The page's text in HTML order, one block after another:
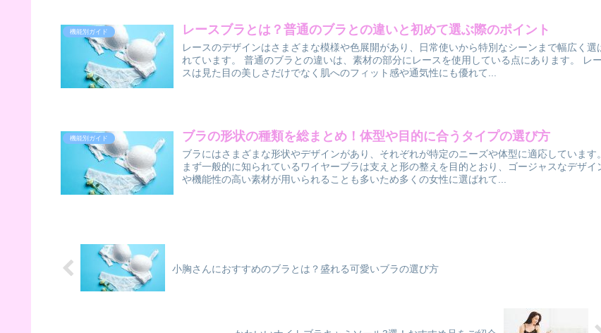
機能別ガイド レースブラとは？普通のブラとの違いと初めて選ぶ際のポイント
レースのデザインはさまざまな模様や色展開があり、日常使いから特別なシーンまで幅広く選
れています。 普通のブラとの違いは、素材の部分にレースを使用している点にあります。 レー
スは見た目の美しさだけでなく肌へのフィット感や通気性にも優れて...
機能別ガイド ブラの形状の種類を総まとめ！体型や目的に合うタイプの選び方
ブラにはさまざまな形状やデザインがあり、それぞれが特定のニーズや体型に適応しています。
まず一般的に知られているワイヤーブラは支えと形の整えを目的とおり、ゴージャスなデザイ
や機能性の高い素材が用いられることも多いため多くの女性に選ばれて...
小胸さんにおすすめのブラとは？盛れる可愛いブラの選び方